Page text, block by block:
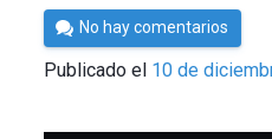
Por
Cultura
Cientifica
No hay comentarios
Publicado el 10 de